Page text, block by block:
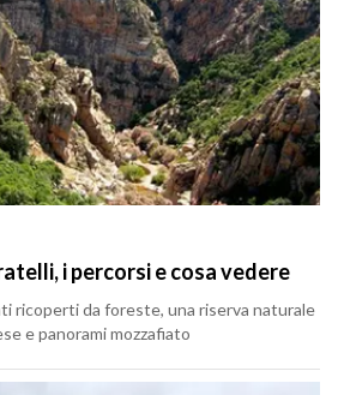
i percorsi e cosa vedere
ricoperti da foreste, una riserva naturale
e panorami mozzafiato